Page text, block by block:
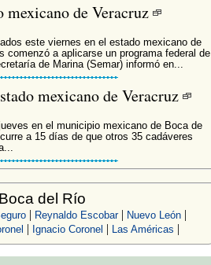
mexicano de Veracruz
este viernes en el estado mexicano de
a aplicarse un programa federal de
de Marina (Semar) informó en...
mexicano de Veracruz
en el municipio mexicano de Boca de
a 15 días de que otros 35 cadáveres
del Río
| Reynaldo Escobar| Nuevo León|
| Ignacio Coronel | Las Américas |